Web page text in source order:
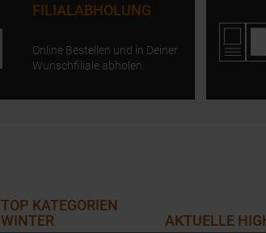
FILIALABHOLUNG
Online Bestellen und in Deiner
Wunschfiliale abholen.
TOP KATEGORIEN
WINTER
AKTUELLE